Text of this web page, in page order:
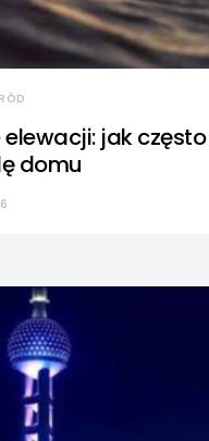
elewacji: jak
domu